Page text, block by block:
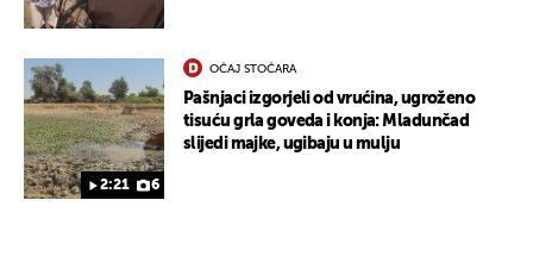
2:21 6
OČAJ STOČARA
Pašnjaci izgorjeli od vrućina, ugroženo
tisuću grla goveda i konja: Mladunčad
slijedi majke, ugibaju u mulju
UKLJUČITE NOTIFIKACIJE